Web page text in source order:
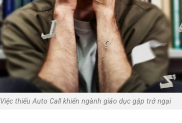
Việc thiếu Auto Call khiến ngành giáo dục gặp trở ngại